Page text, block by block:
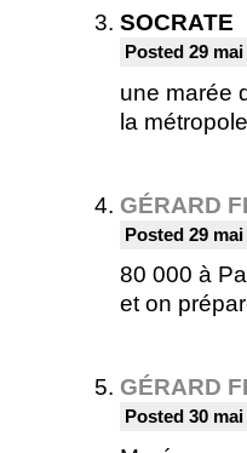
SOCRATE
Posted 29
une marée
la
GÉRARD
Posted 29
80 000 à
et on
GÉRARD
Posted 30